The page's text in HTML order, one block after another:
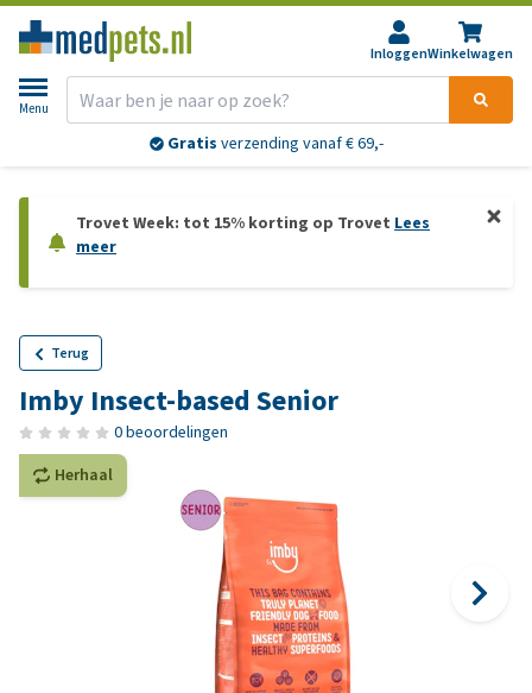
InloggenWinkelwagen
Menu
Gratis verzending vanaf € 69,-
Trovet Week: tot 15% korting op Trovet Lees
meer
Terug
Imby Insect-based Senior
0 beoordelingen
Herhaal